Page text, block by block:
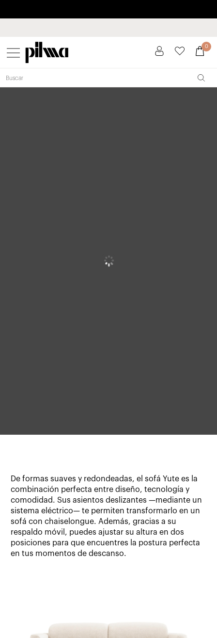
pilma 0
De formas suaves y redondeadas, el sofá Yute es la
combinación perfecta entre diseño, tecnología y
comodidad. Sus asientos deslizantes —mediante un
sistema eléctrico— te permiten transformarlo en un
sofá con chaiselongue. Además, gracias a su
respaldo móvil, puedes ajustar su altura en dos
posiciones para que encuentres la postura perfecta
en tus momentos de descanso.